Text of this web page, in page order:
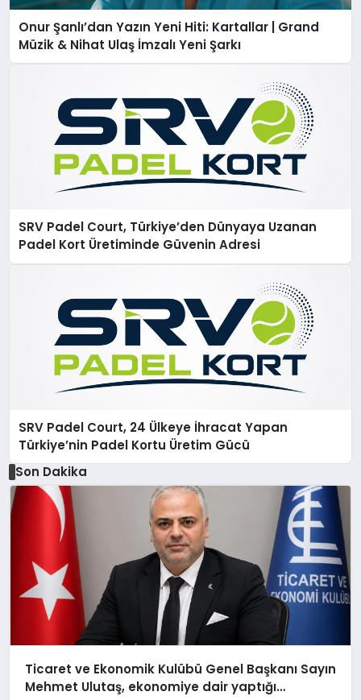
Onur Şanlı’dan Yazın Yeni Hiti: Kartallar | Grand
Müzik & Nihat Ulaş İmzalı Yeni Şarkı
SRV Padel Court, Türkiye’den Dünyaya Uzanan
Padel Kort Üretiminde Güvenin Adresi
SRV Padel Court, 24 Ülkeye İhracat Yapan
Türkiye’nin Padel Kortu Üretim Gücü
Son Dakika
Ticaret ve Ekonomik Kulübü Genel Başkanı Sayın
Mehmet Ulutaş, ekonomiye dair yaptığı